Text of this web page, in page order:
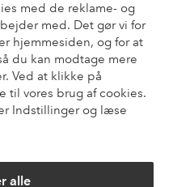
med de reklame- og
med. Det gør vi for
hjemmesiden, og for at
du kan modtage mere
Ved at klikke på
til vores brug af cookies.
Indstillinger og læse
alle
betalingsmuligheder ?